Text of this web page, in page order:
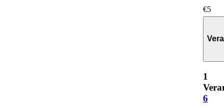
€5
1
6